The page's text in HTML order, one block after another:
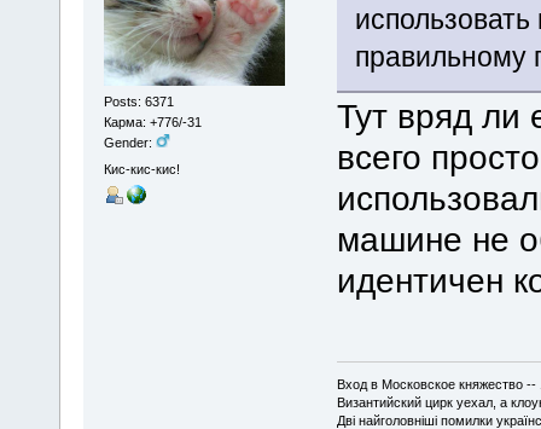
Posts: 6371
Карма: +776/-31
Gender:
Кис-кис-кис!
использовать
правильному
Тут вряд ли
всего
машине не
идентичен
Вход в Московское княжество
Византийский цирк уехал, а
Дві найголовніші помилки